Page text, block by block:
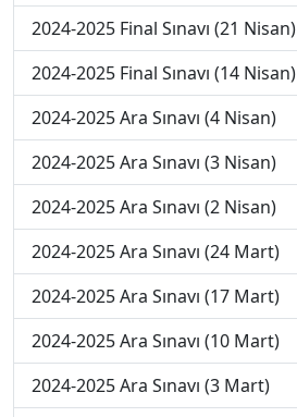
2024-2025 Final Sınavı (21 Nisan)
2024-2025 Final Sınavı (14 Nisan)
2024-2025 Ara Sınavı (4 Nisan)
2024-2025 Ara Sınavı (3 Nisan)
2024-2025 Ara Sınavı (2 Nisan)
2024-2025 Ara Sınavı (24 Mart)
2024-2025 Ara Sınavı (17 Mart)
2024-2025 Ara Sınavı (10 Mart)
2024-2025 Ara Sınavı (3 Mart)